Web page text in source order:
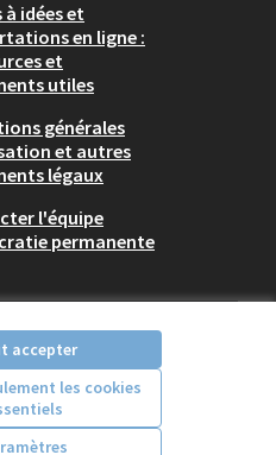
accepter
les cookies
à idées et
en ligne :
et
utiles
générales
et autres
légaux
l'équipe
permanente
Licence Creative
(Lien externe)